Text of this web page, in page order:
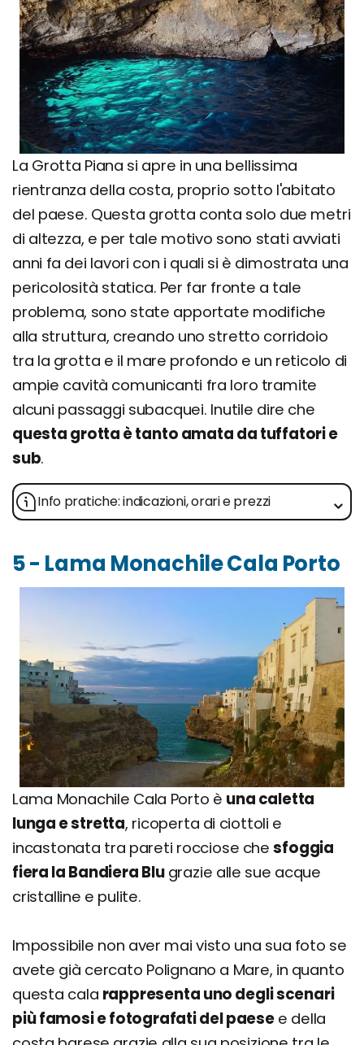
La Grotta Piana si apre in una bellissima
rientranza della costa, proprio sotto l'abitato
del paese. Questa grotta conta solo due metri
di altezza, e per tale motivo sono stati avviati
anni fa dei lavori con i quali si è dimostrata una
pericolosità statica. Per far fronte a tale
problema, sono state apportate modifiche
alla struttura, creando uno stretto corridoio
tra la grotta e il mare profondo e un reticolo di
ampie cavità comunicanti fra loro tramite
alcuni passaggi subacquei. Inutile dire che
questa grotta è tanto amata da tuffatori e
sub.
Info pratiche: indicazioni, orari e prezzi
5 - Lama Monachile Cala Porto
Lama Monachile Cala Porto è una caletta
lunga e stretta, ricoperta di ciottoli e
incastonata tra pareti rocciose chesfoggia
fiera la Bandiera Blugrazie alle sue acque
cristalline e pulite.
Impossibile non aver mai visto una sua foto se
avete già cercato Polignano a Mare, in quanto
questa cala rappresenta uno degli scenari
più famosi e fotografati del paesee della